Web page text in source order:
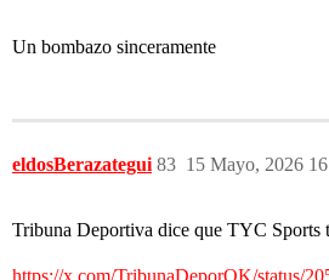
Un bombazo sinceramente
eldosBerazategui 15 Mayo, 2026
83
Tribuna Deportiva dice que TYC Sports